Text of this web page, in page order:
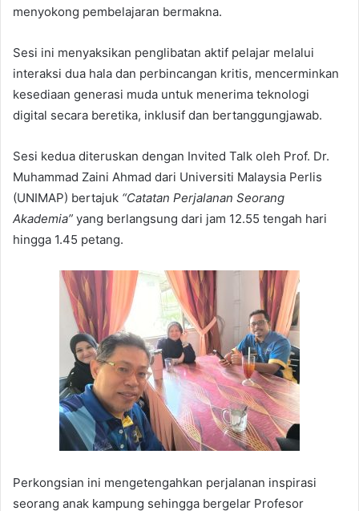
menyokong pembelajaran bermakna.
Sesi ini menyaksikan penglibatan aktif pelajar melalui
interaksi dua hala dan perbincangan kritis, mencerminkan
kesediaan generasi muda untuk menerima teknologi
digital secara beretika, inklusif dan bertanggungjawab.
Sesi kedua diteruskan dengan Invited Talk oleh Prof. Dr.
Muhammad Zaini Ahmad dari Universiti Malaysia Perlis
(UNIMAP) bertajuk “Catatan Perjalanan Seorang
Akademia” yang berlangsung dari jam 12.55 tengah hari
hingga 1.45 petang.
Perkongsian ini mengetengahkan perjalanan inspirasi
seorang anak kampung sehingga bergelar Profesor